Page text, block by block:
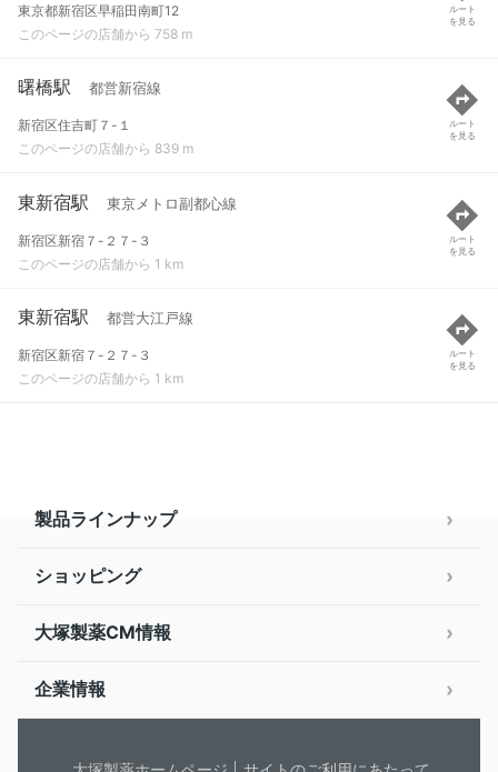
東京都新宿区早稲田南町12
このページの店舗から 758 m
ルート
を見る
曙橋駅 都営新宿線
新宿区住吉町７-１
このページの店舗から 839 m
ルート
を見る
東新宿駅 東京メトロ副都心線
新宿区新宿７-２７-３
このページの店舗から 1 km
ルート
を見る
東新宿駅 都営大江戸線
新宿区新宿７-２７-３
このページの店舗から 1 km
ルート
を見る
製品ラインナップ
ショッピング
大塚製薬CM情報
企業情報